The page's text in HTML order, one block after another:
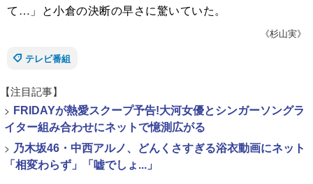
て…」と小倉の決断の早さに驚いていた。
《杉山実》
テレビ番組
【注目記事】
> FRIDAYが熱愛スクープ予告!大河女優とシンガーソングラ
イター組み合わせにネットで憶測広がる
> 乃木坂46・中西アルノ、どんくさすぎる浴衣動画にネット
「相変わらず」「嘘でしょ...」